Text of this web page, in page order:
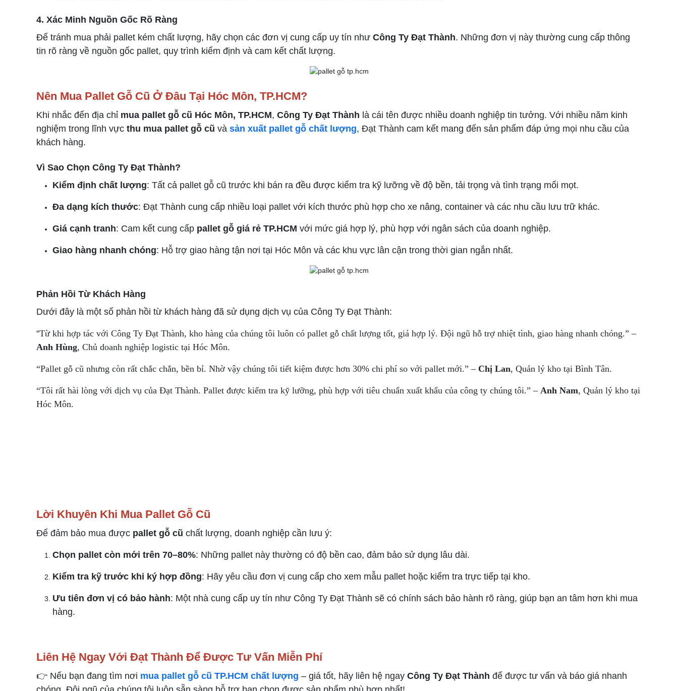
4. Xác Minh Nguồn Gốc Rõ Ràng
Để tránh mua phải pallet kém chất lượng, hãy chọn các đơn vị cung cấp uy tín như Công Ty Đạt Thành. Những đơn vị này thường cung cấp thông
tin rõ ràng về nguồn gốc pallet, quy trình kiểm định và cam kết chất lượng.
Nên Mua Pallet Gỗ Cũ Ở Đâu Tại Hóc Môn, TP.HCM?
Khi nhắc đến địa chỉ mua pallet gỗ cũ Hóc Môn, TP.HCM, Công Ty Đạt Thành là cái tên được nhiều doanh nghiệp tin tưởng. Với nhiều năm kinh
nghiệm trong lĩnh vực thu mua pallet gỗ cũ và sản xuất pallet gỗ chất lượng, Đạt Thành cam kết mang đến sản phẩm đáp ứng mọi nhu cầu của
khách hàng.
Vì Sao Chọn Công Ty Đạt Thành?
Kiểm định chất lượng: Tất cả pallet gỗ cũ trước khi bán ra đều được kiểm tra kỹ lưỡng về độ bền, tải trọng và tình trạng mối mọt.
Đa dạng kích thước: Đạt Thành cung cấp nhiều loại pallet với kích thước phù hợp cho xe nâng, container và các nhu cầu lưu trữ khác.
Giá cạnh tranh: Cam kết cung cấp pallet gỗ giá rẻ TP.HCM với mức giá hợp lý, phù hợp với ngân sách của doanh nghiệp.
Giao hàng nhanh chóng: Hỗ trợ giao hàng tận nơi tại Hóc Môn và các khu vực lân cận trong thời gian ngắn nhất.
Phản Hồi Từ Khách Hàng
Dưới đây là một số phản hồi từ khách hàng đã sử dụng dịch vụ của Công Ty Đạt Thành:
“Từ khi hợp tác với Công Ty Đạt Thành, kho hàng của chúng tôi luôn có pallet gỗ chất lượng tốt, giá hợp lý. Đội ngũ hỗ trợ nhiệt tình, giao hàng nhanh chóng.” –
Anh Hùng, Chủ doanh nghiệp logistic tại Hóc Môn.
“Pallet gỗ cũ nhưng còn rất chắc chắn, bền bỉ. Nhờ vậy chúng tôi tiết kiệm được hơn 30% chi phí so với pallet mới.” – Chị Lan, Quản lý kho tại Bình Tân.
“Tôi rất hài lòng với dịch vụ của Đạt Thành. Pallet được kiểm tra kỹ lưỡng, phù hợp với tiêu chuẩn xuất khẩu của công ty chúng tôi.” – Anh Nam, Quản lý kho tại
Hóc Môn.
Lời Khuyên Khi Mua Pallet Gỗ Cũ
Để đảm bảo mua được pallet gỗ cũ chất lượng, doanh nghiệp cần lưu ý:
Chọn pallet còn mới trên 70–80%: Những pallet này thường có độ bền cao, đảm bảo sử dụng lâu dài.
Kiểm tra kỹ trước khi ký hợp đồng: Hãy yêu cầu đơn vị cung cấp cho xem mẫu pallet hoặc kiểm tra trực tiếp tại kho.
Ưu tiên đơn vị có bảo hành: Một nhà cung cấp uy tín như Công Ty Đạt Thành sẽ có chính sách bảo hành rõ ràng, giúp bạn an tâm hơn khi mua
hàng.
Liên Hệ Ngay Với Đạt Thành Để Được Tư Vấn Miễn Phí
👉 Nếu bạn đang tìm nơi mua pallet gỗ cũ TP.HCM chất lượng – giá tốt, hãy liên hệ ngay Công Ty Đạt Thành để được tư vấn và báo giá nhanh